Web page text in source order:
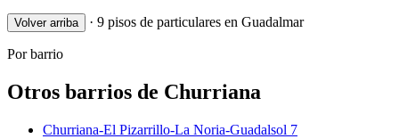
Volver arriba · 9 pisos de particulares en Guadalmar
Por barrio
Otros barrios de Churriana
Churriana-El Pizarrillo-La Noria-Guadalsol 7